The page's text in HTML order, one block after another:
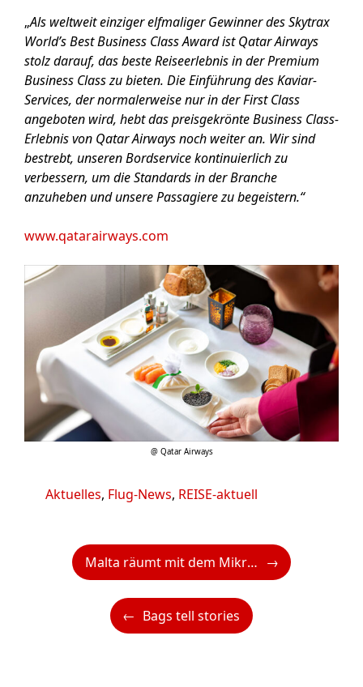
„Als weltweit einziger elfmaliger Gewinner des Skytrax
World’s Best Business Class Award ist Qatar Airways
stolz darauf, das beste Reiseerlebnis in der Premium
Business Class zu bieten. Die Einführung des Kaviar-
Services, der normalerweise nur in der First Class
angeboten wird, hebt das preisgekrönte Business Class-
Erlebnis von Qatar Airways noch weiter an. Wir sind
bestrebt, unseren Bordservice kontinuierlich zu
verbessern, um die Standards in der Branche
anzuheben und unsere Passagiere zu begeistern.“
www.qatarairways.com
@ Qatar Airways
Kategorien
Aktuelles, Flug-News, REISE-aktuell
Malta räumt mit dem Mikroplastik auf
Bags tell stories